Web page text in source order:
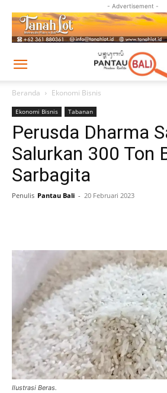
- Advertisement -
Beranda Ekonomi Bisnis
Ekonomi Bisnis Tabanan
Perusda Dharma
Salurkan 300 Ton
Sarbagita
Penulis Pantau Bali - 20 Februari 2023
Ilustrasi Beras.